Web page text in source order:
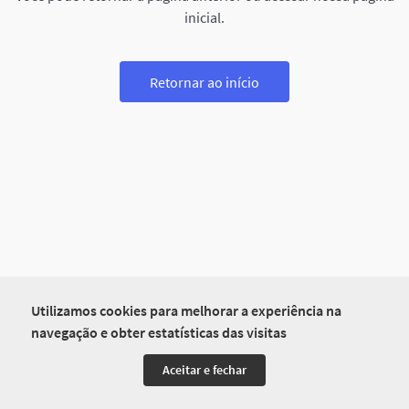
Utilizamos cookies para melhorar a experiência na
navegação e obter estatísticas das visitas
Aceitar e fechar
inicial.
Retornar ao início